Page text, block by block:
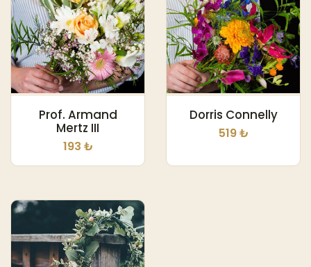
Prof. Armand
Mertz III
193 ₺
Dorris Connelly
519 ₺